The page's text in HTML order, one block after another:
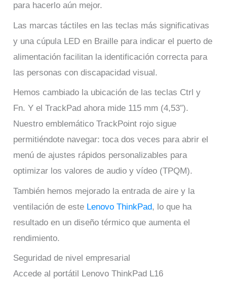
para hacerlo aún mejor.
Las marcas táctiles en las teclas más significativas
y una cúpula LED en Braille para indicar el puerto de
alimentación facilitan la identificación correcta para
las personas con discapacidad visual.
Hemos cambiado la ubicación de las teclas Ctrl y
Fn. Y el TrackPad ahora mide 115 mm (4,53″).
Nuestro emblemático TrackPoint rojo sigue
permitiéndote navegar: toca dos veces para abrir el
menú de ajustes rápidos personalizables para
optimizar los valores de audio y vídeo (TPQM).
También hemos mejorado la entrada de aire y la
ventilación de este Lenovo ThinkPad, lo que ha
resultado en un diseño térmico que aumenta el
rendimiento.
Seguridad de nivel empresarial
Accede al portátil Lenovo ThinkPad L16